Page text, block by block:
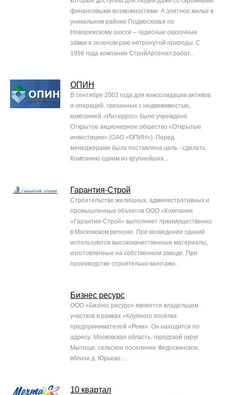
финансовыми возможностями. А элитное жилье в
уникальном районе Подмосковья по
Новорижскому шоссе – чудесные сказочные
за́мки в зеленом раю нетронутой природы. С
1998 года компания СтройАрсенал работ...
ОПИН
В сентябре 2002 года для консолидации активов
и операций, связанных с недвижимостью,
компанией «Интеррос» было учреждено
Открытое акционерное общество «Открытые
инвестиции» (ОАО «ОПИН»). Перед
менеджерами была поставлена цель - сделать
Компанию одним из крупнейших...
Гарантия-Строй
Строительство жилищных, административных и
промышленных объектов ООО «Компания
«Гарантия-Строй» выполняет преимущественно
в Московском регионе. При возведении зданий
используются высококачественные материалы,
изготовленные на собственном заводе. При
производстве строительно-монтажн...
Бизнес ресурс
ООО «Бизнес ресурс» является владельцем
участков в рамках «Клубного посёлка
предпринимателей «Реки». Он находится по
адресу: Московская область, городской округ
Мытищи, сельское поселение Федоскинское,
вблизи д. Юрьево....
10 квартал